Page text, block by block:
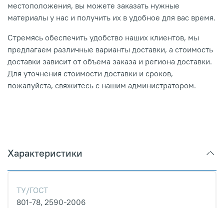
местоположения, вы можете заказать нужные
материалы у нас и получить их в удобное для вас время.
Стремясь обеспечить удобство наших клиентов, мы
предлагаем различные варианты доставки, а стоимость
доставки зависит от объема заказа и региона доставки.
Для уточнения стоимости доставки и сроков,
пожалуйста, свяжитесь с нашим администратором.
Характеристики
ТУ/ГОСТ
801-78, 2590-2006